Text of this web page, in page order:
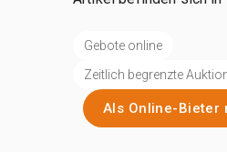
Gebote online
Zeitlich begrenzte
Als Online-Bieter